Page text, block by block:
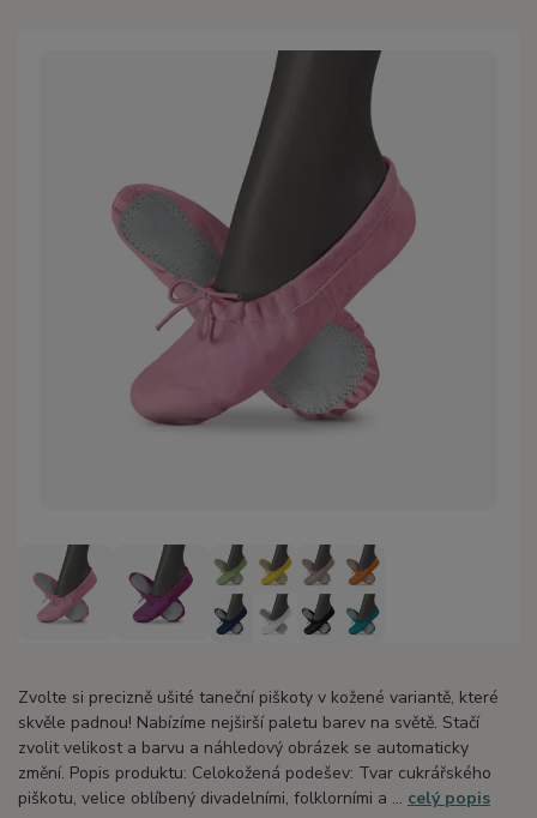
Zvolte si precizně ušité taneční piškoty v kožené variantě, které
skvěle padnou! Nabízíme nejširší paletu barev na světě. Stačí
zvolit velikost a barvu a náhledový obrázek se automaticky
změní. Popis produktu: Celokožená podešev: Tvar cukrářského
piškotu, velice oblíbený divadelními, folklorními a ... celý popis